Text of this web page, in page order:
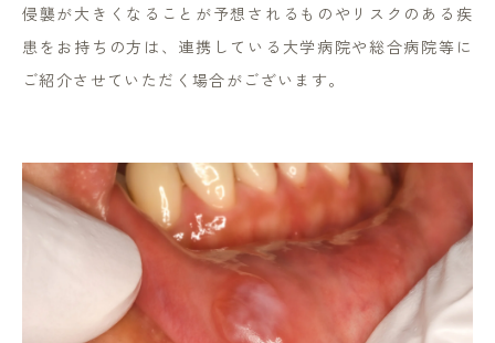
侵襲が大きくなることが予想されるものやリスクのある疾
患をお持ちの方は、連携している大学病院や総合病院等に
ご紹介させていただく場合がございます。